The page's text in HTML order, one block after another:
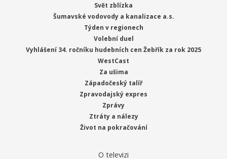
Svět zblízka
Šumavské vodovody a kanalizace a.s.
Týden v regionech
Volební duel
Vyhlášení 34. ročníku hudebních cen Žebřík za rok 2025
WestCast
Za ušima
Západočeský talíř
Zpravodajský expres
Zprávy
Ztráty a nálezy
Život na pokračování
O televizi